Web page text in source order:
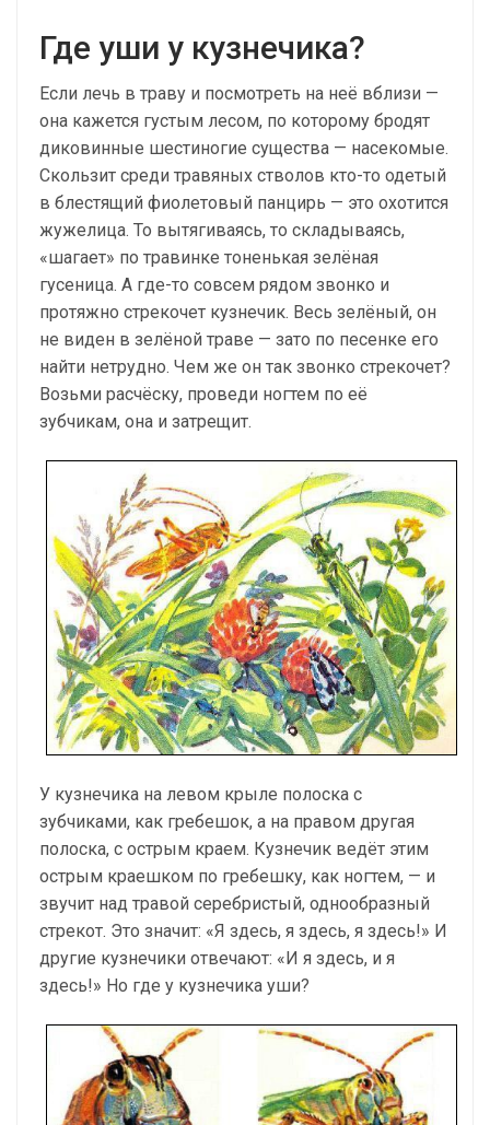
Где уши у кузнечика?
Если лечь в траву и посмотреть на неё вблизи —
она кажется густым лесом, по которому бродят
диковинные шестиногие существа — насекомые.
Скользит среди травяных стволов кто-то одетый
в блестящий фиолетовый панцирь — это охотится
жужелица. То вытягиваясь, то складываясь,
«шагает» по травинке тоненькая зелёная
гусеница. А где-то совсем рядом звонко и
протяжно стрекочет кузнечик. Весь зелёный, он
не виден в зелёной траве — зато по песенке его
найти нетрудно. Чем же он так звонко стрекочет?
Возьми расчёску, проведи ногтем по её
зубчикам, она и затрещит.
У кузнечика на левом крыле полоска с
зубчиками, как гребешок, а на правом другая
полоска, с острым краем. Кузнечик ведёт этим
острым краешком по гребешку, как ногтем, — и
звучит над травой серебристый, однообразный
стрекот. Это значит: «Я здесь, я здесь, я здесь!» И
другие кузнечики отвечают: «И я здесь, и я
здесь!» Но где у кузнечика уши?